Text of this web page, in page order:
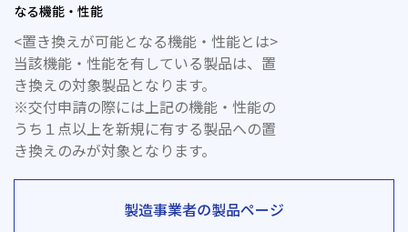
なる機能・性能
<置き換えが可能となる機能・性能とは>
当該機能・性能を有している製品は、置
き換えの対象製品となります。
※交付申請の際には上記の機能・性能の
うち１点以上を新規に有する製品への置
き換えのみが対象となります。
製造事業者の製品ページ